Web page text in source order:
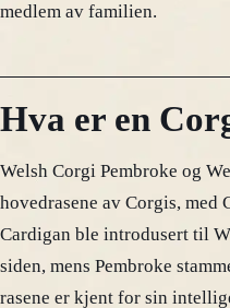
medlem av familien.
Hva er en
Welsh Corgi Pembroke og
hovedrasene av Corgis, med
Cardigan ble introdusert til
siden, mens Pembroke
rasene er kjent for sin